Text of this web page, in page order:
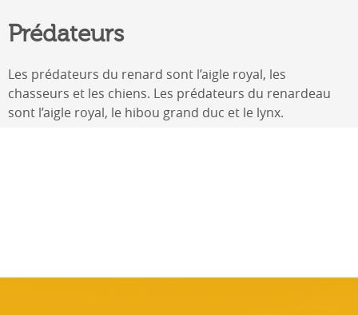
Prédateurs
Les prédateurs du renard sont l’aigle royal, les
chasseurs et les chiens. Les prédateurs du renardeau
sont l’aigle royal, le hibou grand duc et le lynx.